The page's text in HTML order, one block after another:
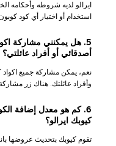
ايرالو لديه شروطه وأحكامه
استخدام أو اختيار أي كود كوبون
5. هل يمكنني مشاركة
أصدقائي أو أفراد عائلتي؟
نعم، يمكن مشاركة جميع اكواد
وأفراد عائلتك. هناك زر
6. كم هو معدل إضافة
كيوبك ايرالو؟
تقوم كيوبك بتحديث عروضها